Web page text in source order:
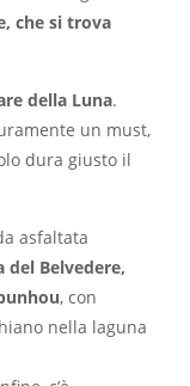
che si trova
della Luna.
un must,
dura giusto il
asfaltata
del Belvedere,
, con
nella laguna